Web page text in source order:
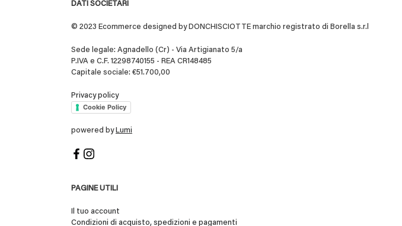
DATI SOCIETARI
© 2023 Ecommerce designed by DONCHISCIOTTE marchio registrato di Borella s.r.l
Sede legale: Agnadello (Cr) - Via Artigianato 5/a
P.IVA e C.F. 12298740155 - REA CR148485
Capitale sociale: €51.700,00
Privacy policy
Cookie Policy
powered by Lumi
PAGINE UTILI
Il tuo account
Condizioni di acquisto, spedizioni e pagamenti